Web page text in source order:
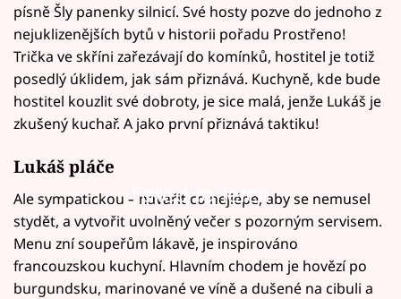
písně Šly panenky silnicí. Své hosty pozve do jednoho z
nejuklizenějších bytů v historii pořadu Prostřeno!
Trička ve skříni zařezávají do komínků, hostitel je totiž
posedlý úklidem, jak sám přiznává. Kuchyně, kde bude
hostitel kouzlit své dobroty, je sice malá, jenže Lukáš je
zkušený kuchař. A jako první přiznává taktiku!
Lukáš pláče
Failed to fetch
Ale sympatickou – navařit co nejlépe, aby se nemusel
stydět, a vytvořit uvolněný večer s pozorným servisem.
Menu zní soupeřům lákavě, je inspirováno
francouzskou kuchyní. Hlavním chodem je hovězí po
burgundsku, marinované ve víně a dušené na cibuli a